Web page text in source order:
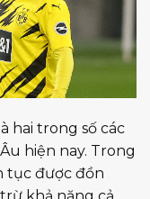
hai trong số các
hiện nay. Trong
tục được đồn